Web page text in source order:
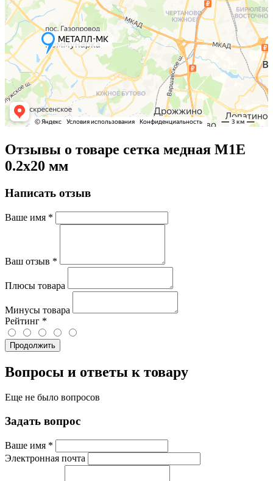
Отзывы о товаре сетка медная М1Е
0.2х20 мм
Написать отзыв
Ваше имя *
Ваш отзыв *
Плюсы товара
Минусы товара
Рейтинг *
Продолжить
Вопросы и ответы к товару
Еще не было вопросов
Задать вопрос
Ваше имя *
Электронная почта